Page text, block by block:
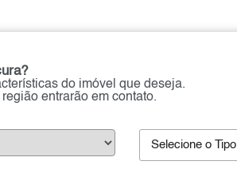
do imóvel que deseja.
entrarão em contato.
Selecione o Tipo